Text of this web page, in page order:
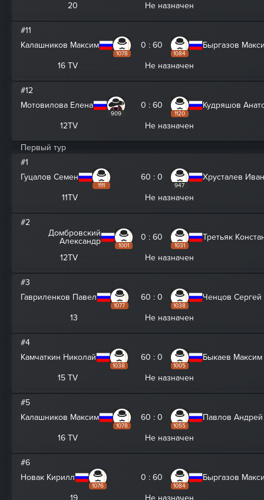
20 Не назначен
#11
Калашников Максим
1078
0 : 60
1084
Быргазов
16 TV Не назначен
#12
Мотовилова Елена
909
0 : 60
1120
Кудряшов
12TV Не назначен
Первый тур
#1
Гуцалов Семен
1111
60 : 0
947
Хрусталев Иван
11TV Не назначен
#2
Домбровский
Александр
1001
0 : 60
1031
Третьяк
12TV Не назначен
#3
Гавриленков Павел
1077
60 : 0
1038
Ченцов Сергей
13 Не назначен
#4
Камчаткин Николай
1038
60 : 0
1005
Быкаев Максим
15 TV Не назначен
#5
Калашников Максим
1078
60 : 0
1055
Павлов Андрей
16 TV Не назначен
#6
Новак Кирилл
1076
0 : 60
1084
Быргазов
19 Не назначен